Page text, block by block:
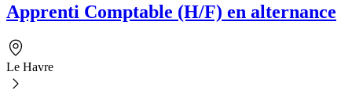
Apprenti Comptable (H/F) en alternance
Le Havre